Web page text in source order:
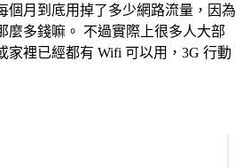
個月到底用掉了多少網路流量，因為
麼多錢嘛。 不過實際上很多人大部
家裡已經都有 Wifi 可以用，3G 行動